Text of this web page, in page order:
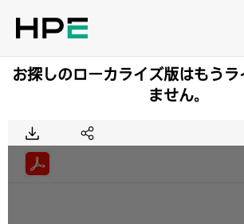
お探しのローカライズ版はもうラ
ません。